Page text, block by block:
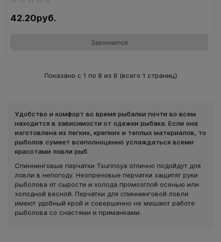
42.20руб.
Закончился
Показано с 1 по 8 из 8 (всего 1 страниц)
Удобство и комфорт во время рыбалки почти во всем
находится в зависимости от одежки рыбака. Если она
изготовлена из легких, крепких и теплых материалов, то
рыболов сумеет всеполноценно услаждаться всеми
красотами ловли рыб.
Спиннинговые перчатки Tsurinoya отлично подойдут для
ловли в непогоду. Неопреновые перчатки защитят руки
рыболова от сырости и холода промозглой осенью или
холодной весной. Перчатки для спиннинговой ловли
имеют удобный крой и совершенно не мешают работе
рыболова со снастями и приманками.